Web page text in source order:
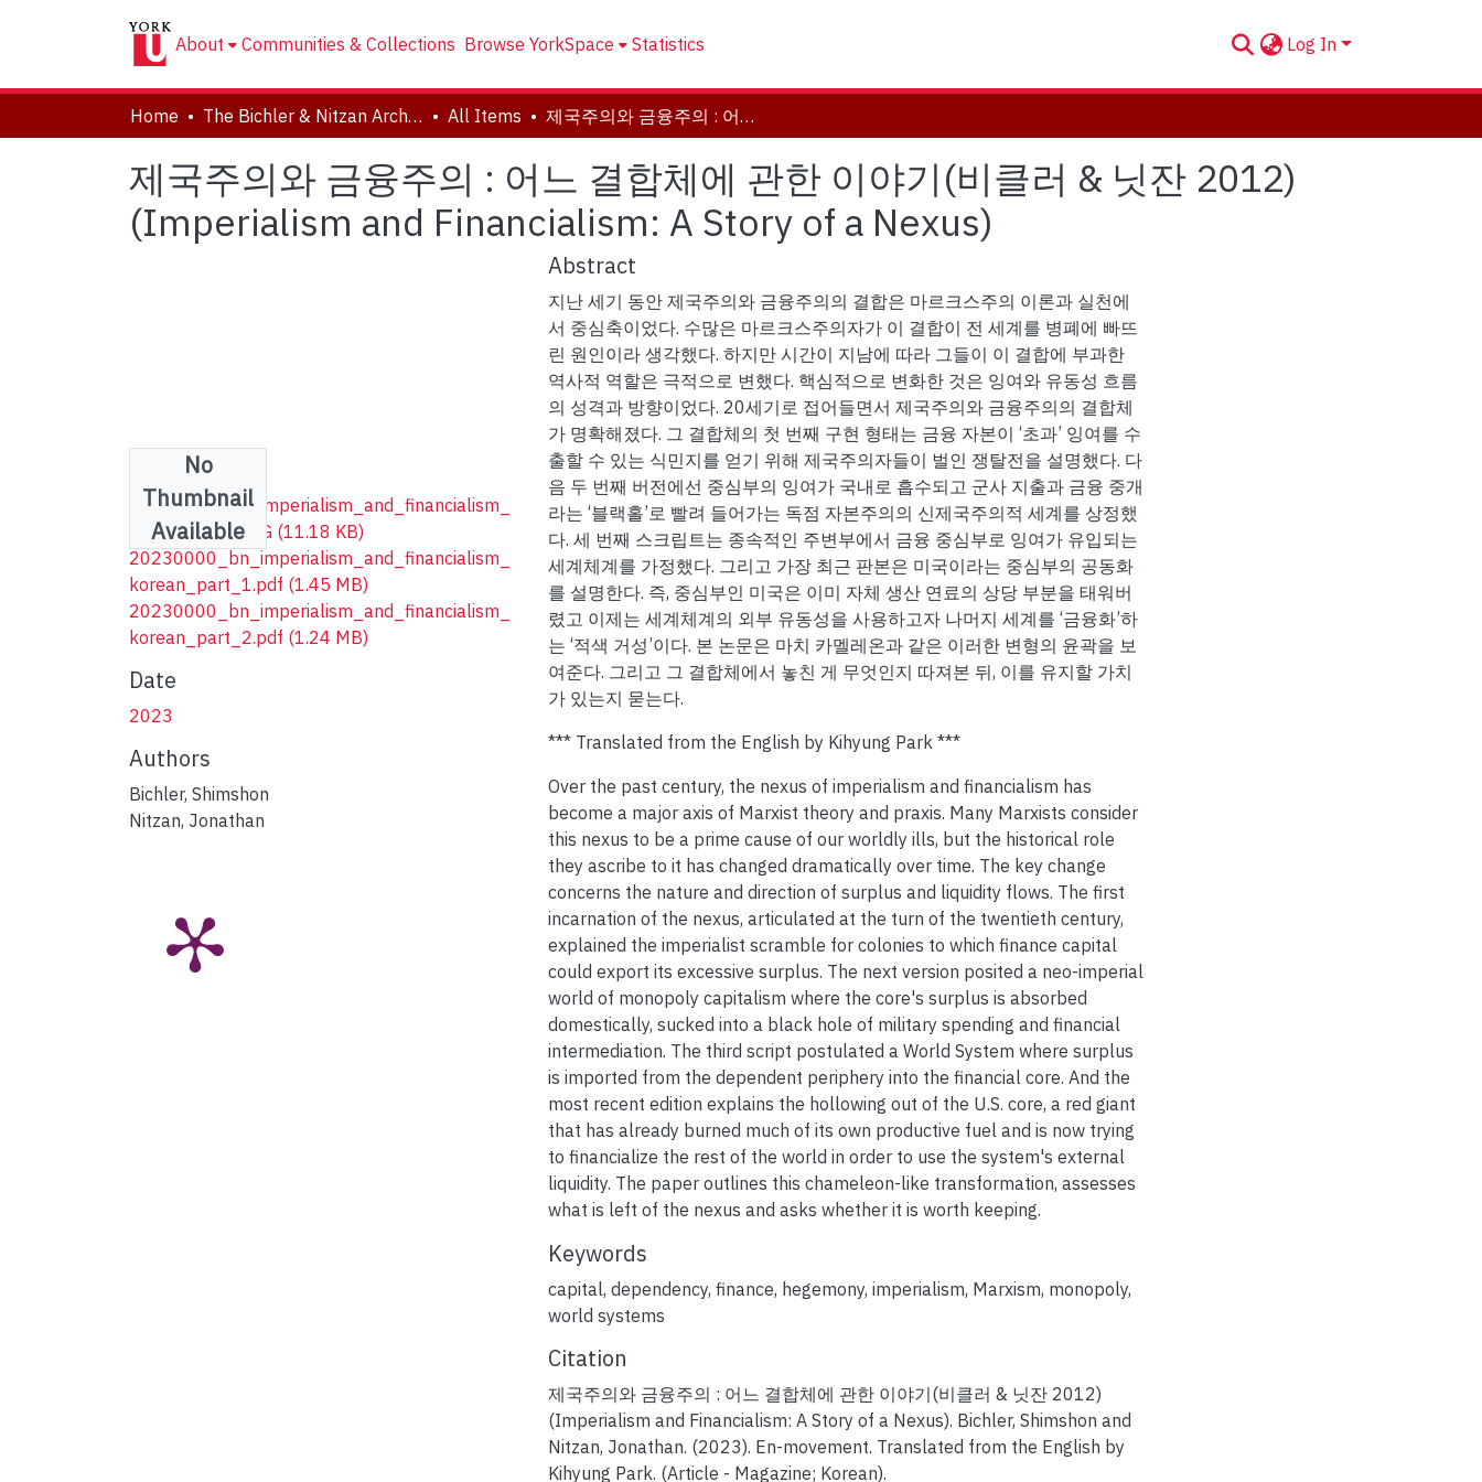
About Communities & Collections Browse YorkSpace Statistics Log In
Home The Bichler & Nitzan Archives All Items 제국주의와 금융주의 : 어느 결합체에 관한 이야기(비클러 & 닛잔 2012) (Imperialism and Financialism: A Story of a Nexus)
제국주의와 금융주의 : 어느 결합체에 관한 이야기(비클러 & 닛잔 2012)
(Imperialism and Financialism: A Story of a Nexus)
No
Thumbnail
Available
20230000_bn_imperialism_and_financialism_
korean_front.JPG (11.18 KB)
20230000_bn_imperialism_and_financialism_
korean_part_1.pdf (1.45 MB)
20230000_bn_imperialism_and_financialism_
korean_part_2.pdf (1.24 MB)
Date
2023
Authors
Bichler, Shimshon
Nitzan, Jonathan
Abstract
지난 세기 동안 제국주의와 금융주의의 결합은 마르크스주의 이론과 실천에
서 중심축이었다. 수많은 마르크스주의자가 이 결합이 전 세계를 병폐에 빠뜨
린 원인이라 생각했다. 하지만 시간이 지남에 따라 그들이 이 결합에 부과한
역사적 역할은 극적으로 변했다. 핵심적으로 변화한 것은 잉여와 유동성 흐름
의 성격과 방향이었다. 20세기로 접어들면서 제국주의와 금융주의의 결합체
가 명확해졌다. 그 결합체의 첫 번째 구현 형태는 금융 자본이 ‘초과’ 잉여를 수
출할 수 있는 식민지를 얻기 위해 제국주의자들이 벌인 쟁탈전을 설명했다. 다
음 두 번째 버전에선 중심부의 잉여가 국내로 흡수되고 군사 지출과 금융 중개
라는 ‘블랙홀’로 빨려 들어가는 독점 자본주의의 신제국주의적 세계를 상정했
다. 세 번째 스크립트는 종속적인 주변부에서 금융 중심부로 잉여가 유입되는
세계체계를 가정했다. 그리고 가장 최근 판본은 미국이라는 중심부의 공동화
를 설명한다. 즉, 중심부인 미국은 이미 자체 생산 연료의 상당 부분을 태워버
렸고 이제는 세계체계의 외부 유동성을 사용하고자 나머지 세계를 ‘금융화’하
는 ‘적색 거성’이다. 본 논문은 마치 카멜레온과 같은 이러한 변형의 윤곽을 보
여준다. 그리고 그 결합체에서 놓친 게 무엇인지 따져본 뒤, 이를 유지할 가치
가 있는지 묻는다.
*** Translated from the English by Kihyung Park ***
Over the past century, the nexus of imperialism and financialism has
become a major axis of Marxist theory and praxis. Many Marxists consider
this nexus to be a prime cause of our worldly ills, but the historical role
they ascribe to it has changed dramatically over time. The key change
concerns the nature and direction of surplus and liquidity flows. The first
incarnation of the nexus, articulated at the turn of the twentieth century,
explained the imperialist scramble for colonies to which finance capital
could export its excessive surplus. The next version posited a neo-imperial
world of monopoly capitalism where the core's surplus is absorbed
domestically, sucked into a black hole of military spending and financial
intermediation. The third script postulated a World System where surplus
is imported from the dependent periphery into the financial core. And the
most recent edition explains the hollowing out of the U.S. core, a red giant
that has already burned much of its own productive fuel and is now trying
to financialize the rest of the world in order to use the system's external
liquidity. The paper outlines this chameleon-like transformation, assesses
what is left of the nexus and asks whether it is worth keeping.
Keywords
capital, dependency, finance, hegemony, imperialism, Marxism, monopoly,
world systems
Citation
제국주의와 금융주의 : 어느 결합체에 관한 이야기(비클러 & 닛잔 2012)
(Imperialism and Financialism: A Story of a Nexus). Bichler, Shimshon and
Nitzan, Jonathan. (2023). En-movement. Translated from the English by
Kihyung Park. (Article - Magazine; Korean).